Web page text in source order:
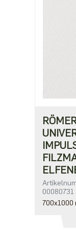
00080731
700x1000